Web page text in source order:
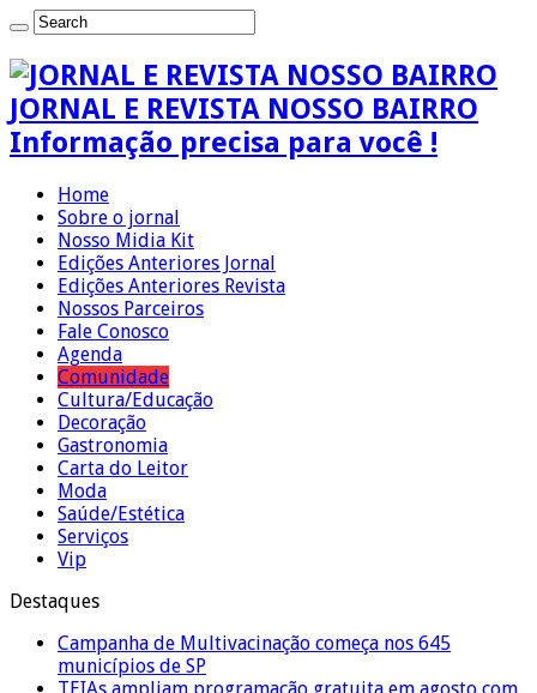
JORNAL E REVISTA NOSSO BAIRRO
Informação precisa para você !
Home
Sobre o jornal
Nosso Midia Kit
Edições Anteriores Jornal
Edições Anteriores Revista
Nossos Parceiros
Fale Conosco
Agenda
Comunidade
Cultura/Educação
Decoração
Gastronomia
Carta do Leitor
Moda
Saúde/Estética
Serviços
Vip
Destaques
Campanha de Multivacinação começa nos 645
municípios de SP